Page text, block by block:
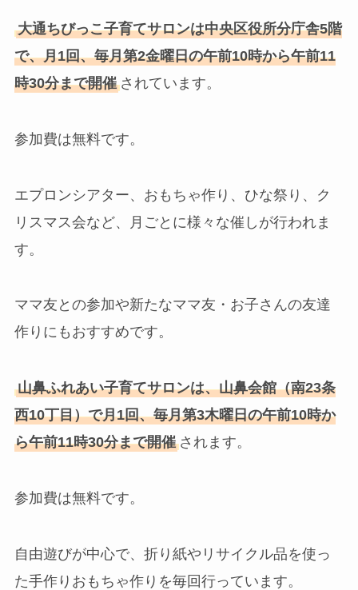
大通ちびっこ子育てサロンは中央区役所分庁舎5階
で、月1回、毎月第2金曜日の午前10時から午前11
時30分まで開催 されています。
参加費は無料です。
エプロンシアター、おもちゃ作り、ひな祭り、ク
リスマス会など、月ごとに様々な催しが行われま
す。
ママ友との参加や新たなママ友・お子さんの友達
作りにもおすすめです。
山鼻ふれあい子育てサロンは、山鼻会館（南23条
西10丁目）で月1回、毎月第3木曜日の午前10時か
ら午前11時30分まで開催 されます。
参加費は無料です。
自由遊びが中心で、折り紙やリサイクル品を使っ
た手作りおもちゃ作りを毎回行っています。